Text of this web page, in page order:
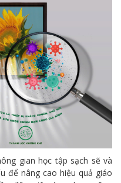
gian học tập sạch sẽ và
để nâng cao hiệu quả giáo